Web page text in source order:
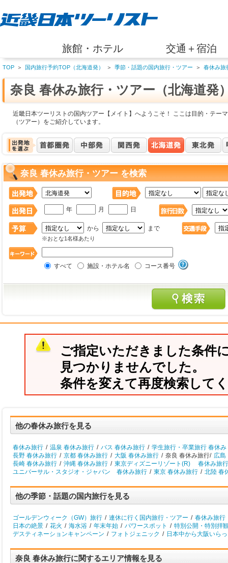
旅館・ホテル 交通＋宿泊
TOP ＞ 国内旅行予約TOP（北海道発） ＞ 季節・話題の国内旅行・ツアー ＞ 春休み旅
奈良 春休み旅行・ツアー（北海道発
近畿日本ツーリストの国内ツアー【メイト】へようこそ！ ここは目的・テー
（ツアー）をご紹介しています。
奈良 春休み旅行・ツアー を検索
年 月 日
から まで
※おとな1名様あたり
すべて 施設・ホテル名 コース番号
ご指定いただきました条件
見つかりませんでした。
条件を変えて再度検索して
他の春休み旅行を見る
春休み旅行 / 温泉 春休み旅行 / バス 春休み旅行 / 学生旅行・卒業旅行 春休み
長野 春休み旅行 / 京都 春休み旅行 / 大阪 春休み旅行 / 奈良 春休み旅行/ 広島
長崎 春休み旅行 / 沖縄 春休み旅行 / 東京ディズニーリゾート(R) 春休み旅行
ユニバーサル・スタジオ・ジャパン 春休み旅行 / 東京 春休み旅行 / 北陸 春
他の季節・話題の国内旅行を見る
ゴールデンウィーク（GW）旅行 / 連休に行く国内旅行・ツアー / 春休み旅行
日本の絶景 / 花火 / 海水浴 / 年末年始 / パワースポット / 特別公開・特別拝
デスティネーションキャンペーン / フォトジェニック / 日本中から大阪いら
奈良 春休み旅行に関するエリア情報を見る